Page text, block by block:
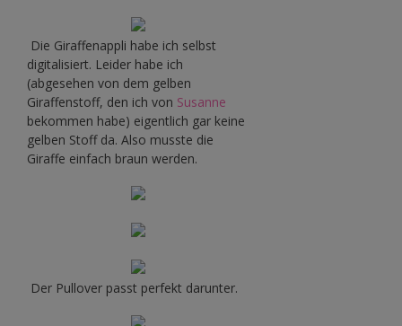
Die Giraffenappli habe ich selbst
digitalisiert. Leider habe ich
(abgesehen von dem gelben
Giraffenstoff, den ich von Susanne
bekommen habe) eigentlich gar keine
gelben Stoff da. Also musste die
Giraffe einfach braun werden.
Der Pullover passt perfekt darunter.